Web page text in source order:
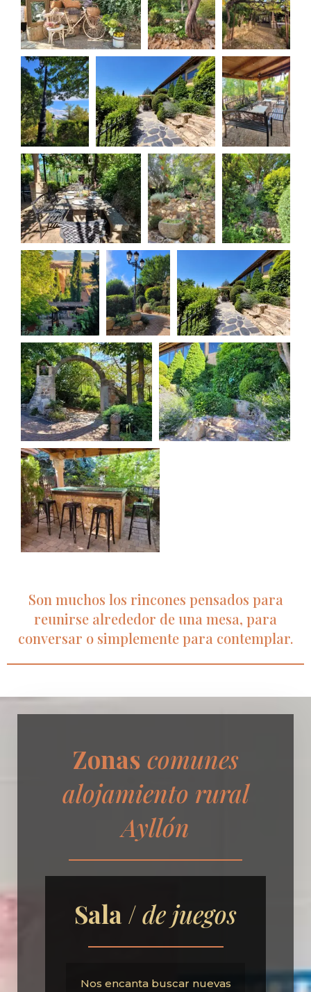
Son muchos los rincones pensados para
reunirse alrededor de una mesa, para
conversar o simplemente para contemplar.
Zonas comunes
alojamiento rural
Ayllón
Sala /de juegos
Nos encanta buscar nuevas